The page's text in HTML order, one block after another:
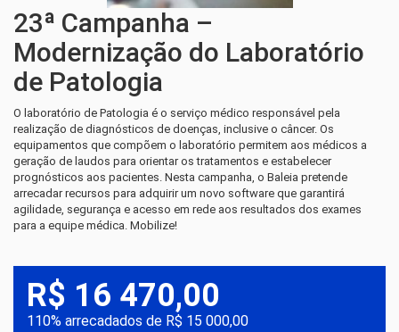
23ª Campanha –
Modernização do Laboratório
de Patologia
O laboratório de Patologia é o serviço médico responsável pela
realização de diagnósticos de doenças, inclusive o câncer. Os
equipamentos que compõem o laboratório permitem aos médicos a
geração de laudos para orientar os tratamentos e estabelecer
prognósticos aos pacientes. Nesta campanha, o Baleia pretende
arrecadar recursos para adquirir um novo software que garantirá
agilidade, segurança e acesso em rede aos resultados dos exames
para a equipe médica. Mobilize!
R$ 16 470,00
110% arrecadados de R$ 15 000,00